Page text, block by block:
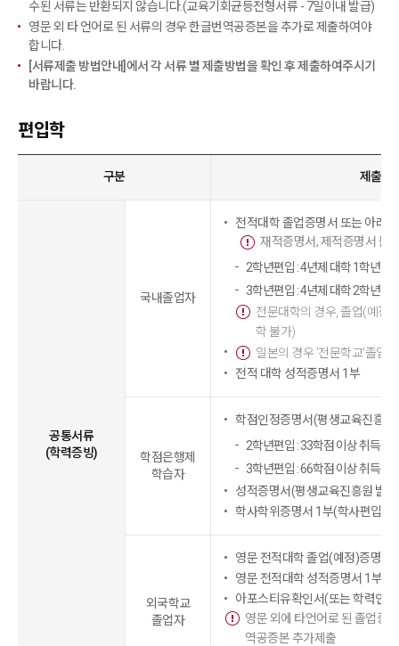
수된 서류는 반환되지 않습니다.(교육기회균등전형서류 - 7일이내 발급)
영문 외 타 언어로 된 서류의 경우 한글번역공증본을 추가로 제출하여야
합니다.
[서류제출 방법안내]에서 각 서류 별 제출방법을 확인 후 제출하여주시기
바랍니다.
편입학
구분 제출서
공통서류
(학력증빙)
국내졸업자
전적대학 졸업증명서 또는 아래
재적증명서, 제적증명서 불
2학년편입 : 4년제 대학 1학년 수
3학년편입 : 4년제 대학 2학년 수
전문대학의 경우, 졸업(예정)
학 불가)
일본의 경우 '전문학교'졸업
전적 대학 성적증명서 1부
학점은행제
학습자
학점인정증명서(평생교육진흥원
2학년편입 : 33학점 이상 취득한
3학년편입 : 66학점 이상 취득한
성적증명서(평생교육진흥원 발
학사학위증명서 1부(학사편입학
외국학교
졸업자
영문 전적대학 졸업(예정)증명서
영문 전적대학 성적증명서 1부
아포스티유확인서(또는 학력인
영문 외에 타언어로 된 졸업증
역공증본 추가제출